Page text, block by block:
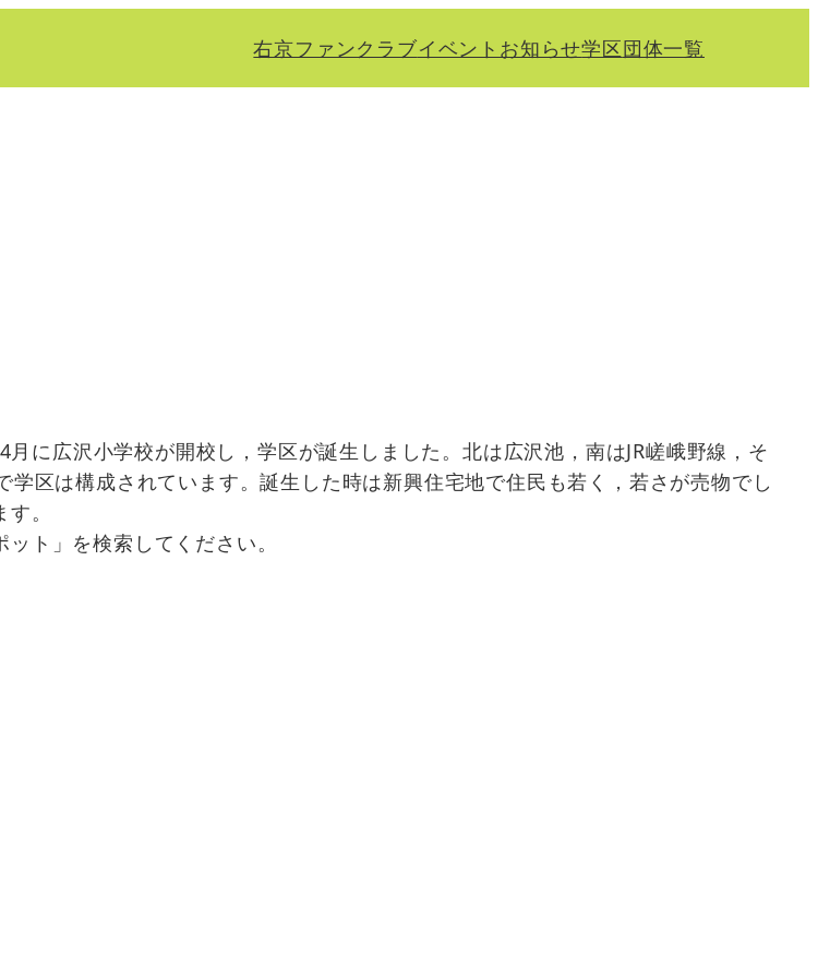
右京ファンクラブイベント お知らせ学区団体一覧
に広沢小学校が開校し，学区が誕生しました。北は広沢池，南はJR嵯峨野線，そ
区は構成されています。誕生した時は新興住宅地で住民も若く，若さが売物でし
。
ト」を検索してください。